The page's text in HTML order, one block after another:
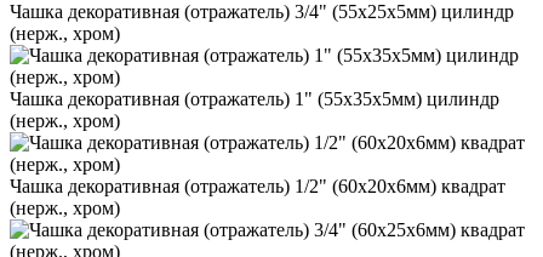
Чашка декоративная (отражатель) 3/4" (55х25х5мм) цилиндр
(нерж., хром)
Чашка декоративная (отражатель) 1" (55х35х5мм) цилиндр
(нерж., хром)
Чашка декоративная (отражатель) 1/2" (60х20х6мм) квадрат
(нерж., хром)